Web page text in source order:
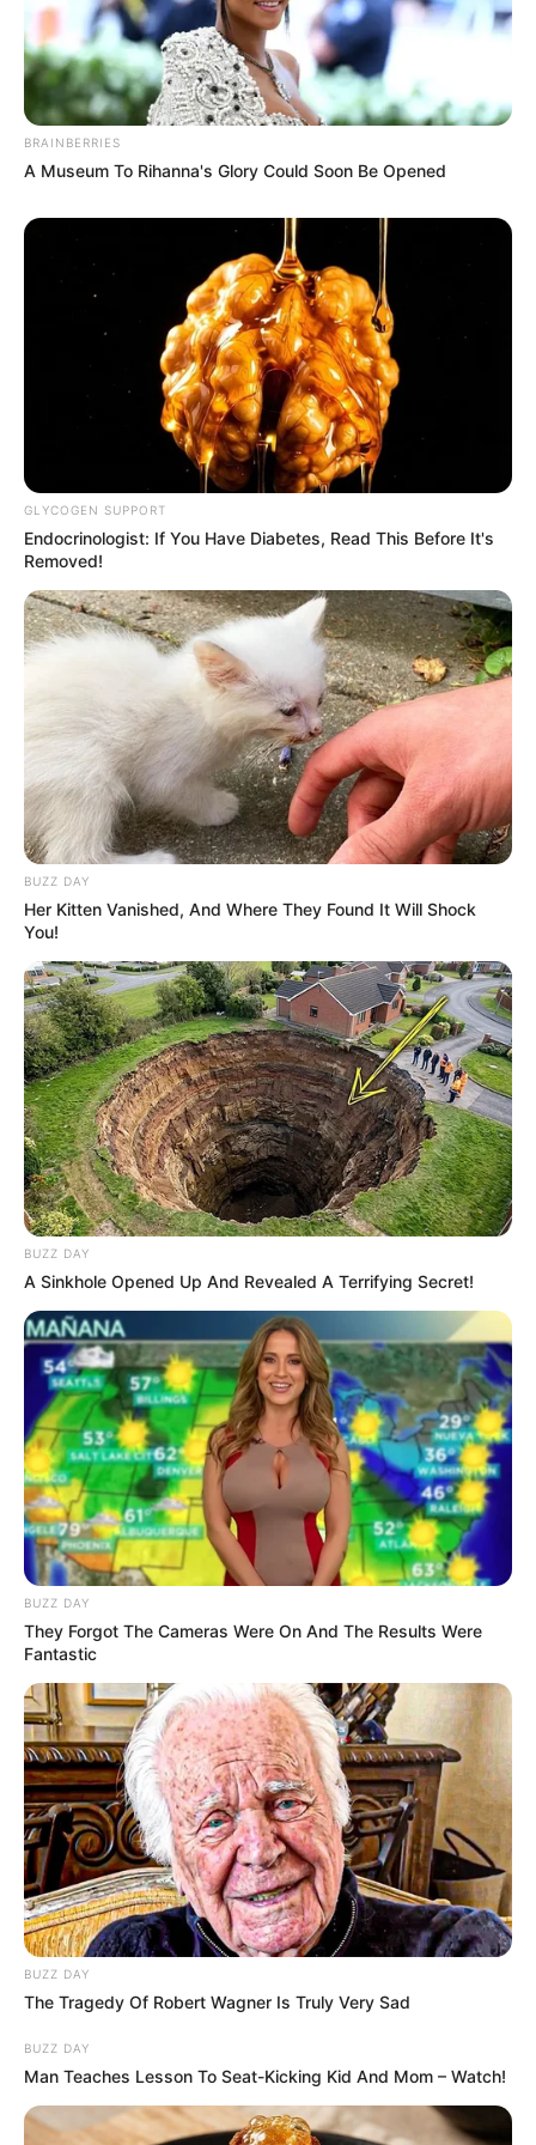
LOST IN AMERICA
BRAINBERRIES
A Museum To Rihanna's Glory Could Soon Be Opened
GLYCOGEN SUPPORT
Endocrinologist: If You Have Diabetes, Read This Before It's
Removed!
BUZZ DAY
Her Kitten Vanished, And Where They Found It Will Shock
You!
BUZZ DAY
A Sinkhole Opened Up And Revealed A Terrifying Secret!
BUZZ DAY
They Forgot The Cameras Were On And The Results Were
Fantastic
BUZZ DAY
The Tragedy Of Robert Wagner Is Truly Very Sad
BUZZ DAY
Man Teaches Lesson To Seat-Kicking Kid And Mom – Watch!